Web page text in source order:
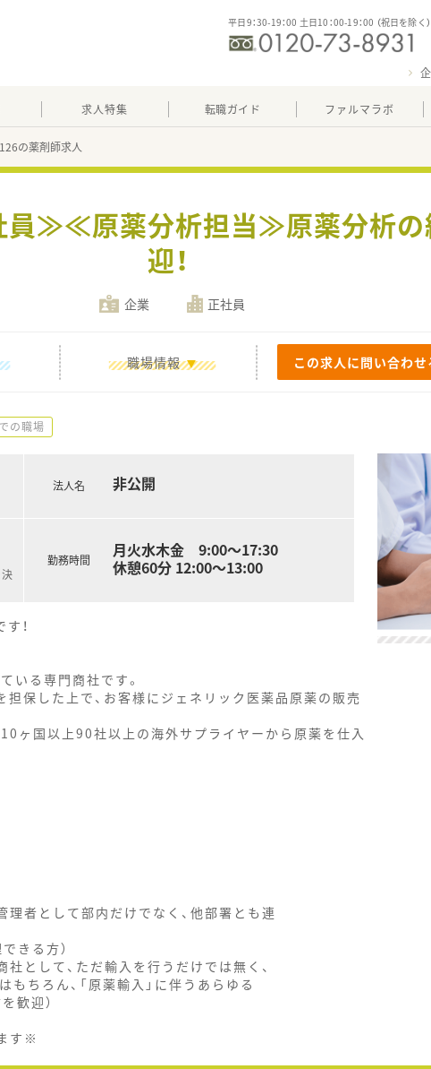
平日9：30-19：00 土日10：00-19：00 （祝日を除く）
求人特集 転職ガイド ファルマラボ
の薬剤師求人
員≫≪原薬分析担当≫原薬分析の
迎！
企業 正社員
職場情報 この求人に問い合わせ
の職場
法人名 非公開
勤務時間
月火水木金 9:00～17:30
休憩60分 12:00～13:00
！
いる専門商社です。
保した上で、お客様にジェネリック医薬品原薬の販売
ヶ国以上90社以上の海外サプライヤーから原薬を仕入
理者として部内だけでなく、他部署とも連
きる方）
として、ただ輸入を行うだけでは無く、
もちろん、「原薬輸入」に伴うあらゆる
歓迎）
す※